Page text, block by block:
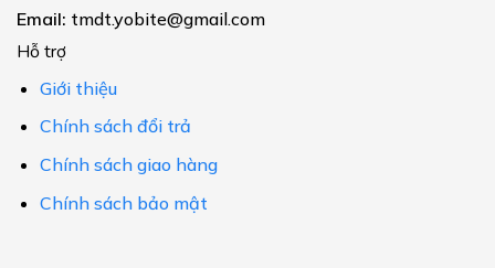
Email: tmdt.yobite@gmail.com
Hỗ trợ
Giới thiệu
Chính sách đổi trả
Chính sách giao hàng
Chính sách bảo mật